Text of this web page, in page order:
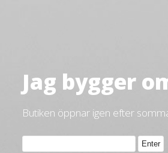
Jag bygger
Butiken öppnar igen efter